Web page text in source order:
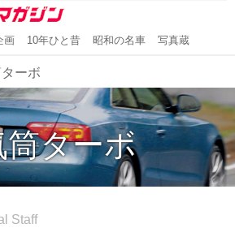
画 10年ひと昔 昭和の名車 写真蔵
ーボ
ターボ
Staff